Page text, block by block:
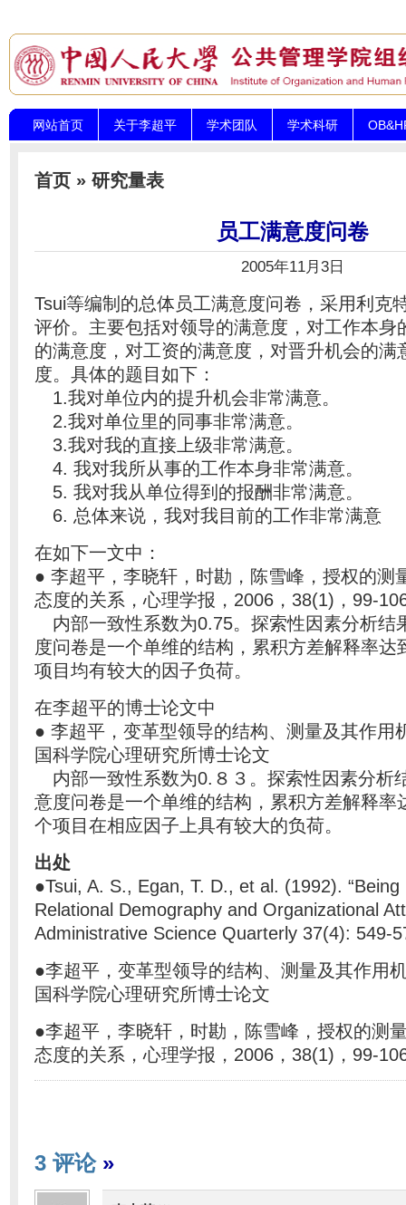
网站首页 关于李超平 学术团队 学术科研
首页» 研究量表
员工满意度问卷
2005年11月3日
Tsui等编制的总体员工满意度问卷，采用利克
评价。主要包括对领导的满意度，对工作本身
的满意度，对工资的满意度，对晋升机会的满
度。 具体的题目如下：
1.我对单位内的提升机会非常满意。
2.我对单位里的同事非常满意。
3.我对我的直接上级非常满意。
4. 我对我所从事的工作本身非常满意。
5. 我对我从单位得到的报酬非常满意。
6. 总体来说，我对我目前的工作非常满意
在如下一文中：
● 李超平，李晓轩，时勘，陈雪峰，授权的测
态度的关系，心理学报，2006，38(1)，99-
内部一致性系数为0.75。探索性因素分析结
度问卷是一个单维的结构，累积方差解释率达
项目均有较大的因子负荷。
在李超平的博士论文中
● 李超平，变革型领导的结构、测量及其作用
国科学院心理研究所博士论文
内部一致性系数为0.８３。探索性因素分析
意度问卷是一个单维的结构，累积方差解释率
个项目在相应因子上具有较大的负荷。
出处
●Tsui, A. S., Egan, T. D., et al. (1992).
Relational Demography and Organizational
Administrative Science Quarterly 37(4): 549-
●李超平，变革型领导的结构、测量及其作用
国科学院心理研究所博士论文
●李超平，李晓轩，时勘，陈雪峰，授权的测
态度的关系，心理学报，2006，38(1)，99-
3 评论 »